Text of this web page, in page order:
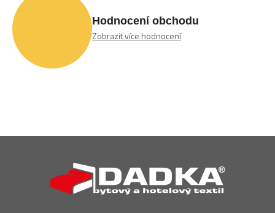
Hodnocení obchodu
Zobrazit více hodnocení